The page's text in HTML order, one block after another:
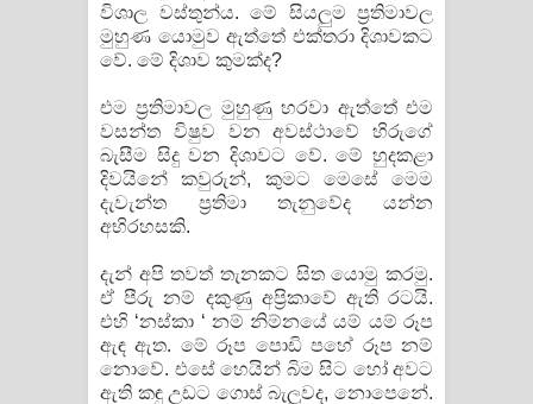
විශාල වස්තුන්ය. මේ සියලුම ප්‍රතිමාවල
මුහුණ යොමුව ඇත්තේ එක්තරා දිශාවකට
වේ. මේ දිශාව කුමක්ද?
එම ප්‍රතිමාවල මුහුණු හරවා ඇත්තේ එම
වසන්ත විෂුව වන අවස්ථාවේ හිරුගේ
බැසීම සිදු වන දිශාවට වේ. මේ හුදකළා
දිවයිනේ කවුරුන්, කුමට මෙසේ මෙම
දැවැන්ත ප්‍රතිමා තැනුවේද යන්න
අභිරහසකි.
දැන් අපි තවත් තැනකට සිත යොමු කරමු.
ඒ පීරු නම් දකුණු අප්‍රිකාවේ ඇති රටයි.
එහි ‘නස්කා ‘ නම් නිම්නයේ යම් යම් රූප
ඇඳ ඇත. මේ රූප පොඩි පහේ රූප නම්
නොවේ. එසේ හෙයින් බිම සිට හෝ අවට
ඇති කඳු උඩට ගොස් බැලුවද, නොපෙනේ.